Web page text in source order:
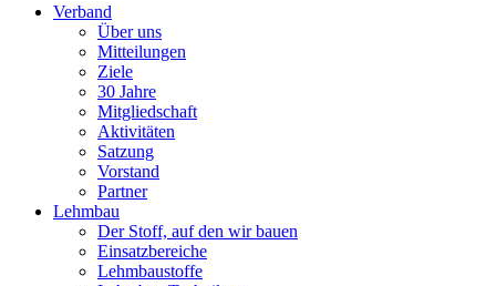
Verband
Über uns
Mitteilungen
Ziele
30 Jahre
Mitgliedschaft
Aktivitäten
Satzung
Vorstand
Partner
Lehmbau
Der Stoff, auf den wir bauen
Einsatzbereiche
Lehmbaustoffe